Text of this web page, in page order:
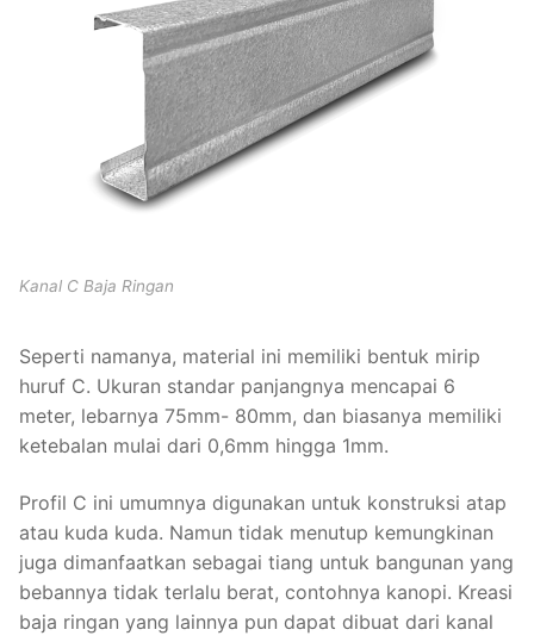
Kanal C Baja Ringan
Seperti namanya, material ini memiliki bentuk mirip
huruf C. Ukuran standar panjangnya mencapai 6
meter, lebarnya 75mm- 80mm, dan biasanya memiliki
ketebalan mulai dari 0,6mm hingga 1mm.
Profil C ini umumnya digunakan untuk konstruksi atap
atau kuda kuda. Namun tidak menutup kemungkinan
juga dimanfaatkan sebagai tiang untuk bangunan yang
bebannya tidak terlalu berat, contohnya kanopi. Kreasi
baja ringan yang lainnya pun dapat dibuat dari kanal